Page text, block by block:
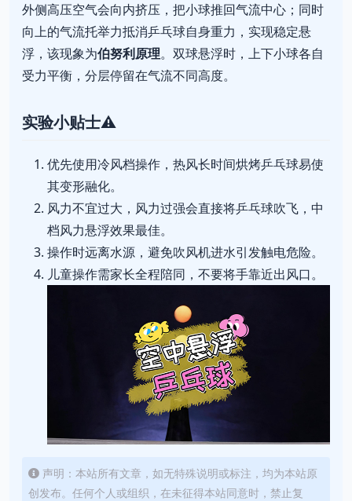
外侧高压空气会向内挤压，把小球推回气流中心；同时
向上的气流托举力抵消乒乓球自身重力，实现稳定悬
浮，该现象为伯努利原理。双球悬浮时，上下小球各自
受力平衡，分层停留在气流不同高度。
实验小贴士⚠️
优先使用冷风档操作，热风长时间烘烤乒乓球易使
其变形融化。
风力不宜过大，风力过强会直接将乒乓球吹飞，中
档风力悬浮效果最佳。
操作时远离水源，避免吹风机进水引发触电危险。
儿童操作需家长全程陪同，不要将手靠近出风口。
声明：本站所有文章，如无特殊说明或标注，均为本站原
创发布。任何个人或组织，在未征得本站同意时，禁止复